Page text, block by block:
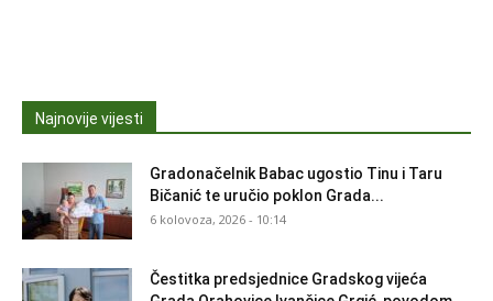
Najnovije vijesti
Gradonačelnik Babac ugostio Tinu i Taru
Bičanić te uručio poklon Grada...
6 kolovoza, 2026 - 10:14
Čestitka predsjednice Gradskog vijeća